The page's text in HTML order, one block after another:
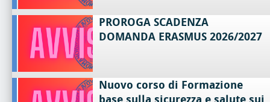
PROROGA SCADENZA
DOMANDA ERASMUS 2026/2027
Nuovo corso di Formazione